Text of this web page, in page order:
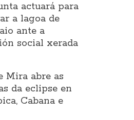
actuará para
a lagoa de
ante a
social xerada
Mira abre as
da eclipse en
Cabana e